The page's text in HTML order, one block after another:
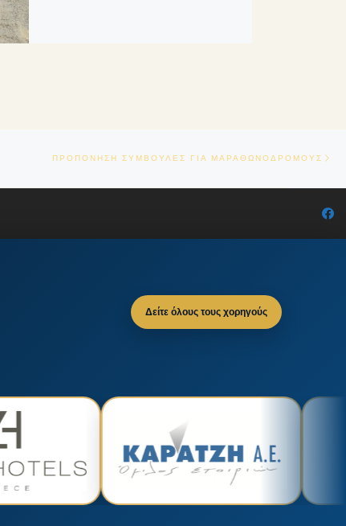
ΠΡΟΠΟΝΗΣΗ ΣΥΜΒΟΥΛΕΣ ΓΙΑ ΜΑΡΑΘΩΝΟΔΡΟΜΟΥΣ
Δείτε όλους τους χορηγούς